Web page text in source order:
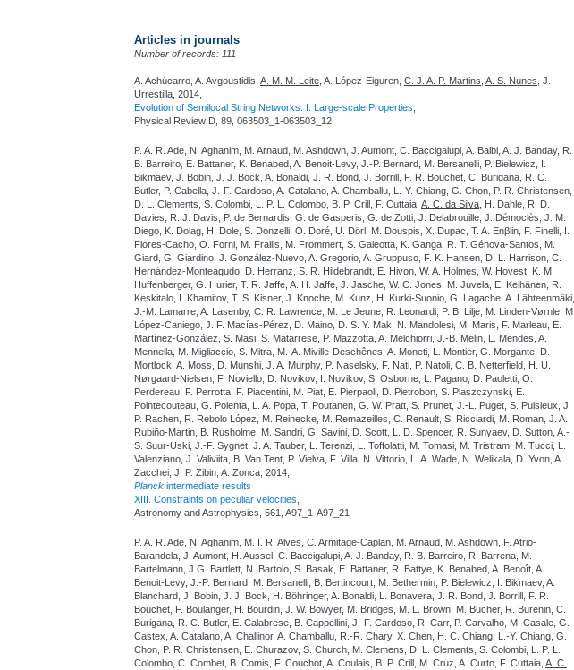
Articles in journals
Number of records: 111
A. Achúcarro, A. Avgoustidis, A. M. M. Leite , A. López-Eiguren, C. J. A. P. Martins A. S. Nunes , J.
Urrestilla, 2014,
Evolution of Semilocal String Networks: I. Large-scale Properties
Physical Review D, 89, 063503_1-063503_12
P. A. R. Ade, N. Aghanim, M. Arnaud, M. Ashdown, J. Aumont, C. Baccigalupi, A. Balbi, A. J. Banday, R.
B. Barreiro, E. Battaner, K. Benabed, A. Benoit-Levy, J.-P. Bernard, M. Bersanelli, P. Bielewicz, I.
Bikmaev, J. Bobin, J. J. Bock, A. Bonaldi, J. R. Bond, J. Borrill, F. R. Bouchet, C. Burigana, R. C.
Butler, P. Cabella, J.-F. Cardoso, A. Catalano, A. Chamballu, L.-Y. Chiang, G. Chon, P. R. Christensen,
D. L. Clements, S. Colombi, L. P. L. Colombo, B. P. Crill, F. Cuttaia, A. C. da Silva , H. Dahle, R. D.
Davies, R. J. Davis, P. de Bernardis, G. de Gasperis, G. de Zotti, J. Delabrouille, J. Démoclès, J. M.
Diego, K. Dolag, H. Dole, S. Donzelli, O. Doré, U. Dörl, M. Douspis, X. Dupac, T. A. Enβlin, F. Finelli, I.
Flores-Cacho, O. Forni, M. Frailis, M. Frommert, S. Galeotta, K. Ganga, R. T. Génova-Santos, M.
Giard, G. Giardino, J. González-Nuevo, A. Gregorio, A. Gruppuso, F. K. Hansen, D. L. Harrison, C.
Hernández-Monteagudo, D. Herranz, S. R. Hildebrandt, E. Hivon, W. A. Holmes, W. Hovest, K. M.
Huffenberger, G. Hurier, T. R. Jaffe, A. H. Jaffe, J. Jasche, W. C. Jones, M. Juvela, E. Keihänen, R.
Keskitalo, I. Khamitov, T. S. Kisner, J. Knoche, M. Kunz, H. Kurki-Suonio, G. Lagache, A. Lähteenmäki,
J.-M. Lamarre, A. Lasenby, C. R. Lawrence, M. Le Jeune, R. Leonardi, P. B. Lilje, M. Linden-Vørnle, M.
López-Caniego, J. F. Macías-Pérez, D. Maino, D. S. Y. Mak, N. Mandolesi, M. Maris, F. Marleau, E.
Martínez-González, S. Masi, S. Matarrese, P. Mazzotta, A. Melchiorri, J.-B. Melin, L. Mendes, A.
Mennella, M. Migliaccio, S. Mitra, M.-A. Miville-Deschênes, A. Moneti, L. Montier, G. Morgante, D.
Mortlock, A. Moss, D. Munshi, J. A. Murphy, P. Naselsky, F. Nati, P. Natoli, C. B. Netterfield, H. U.
Nørgaard-Nielsen, F. Noviello, D. Novikov, I. Novikov, S. Osborne, L. Pagano, D. Paoletti, O.
Perdereau, F. Perrotta, F. Piacentini, M. Piat, E. Pierpaoli, D. Pietrobon, S. Plaszczynski, E.
Pointecouteau, G. Polenta, L. A. Popa, T. Poutanen, G. W. Pratt, S. Prunet, J.-L. Puget, S. Puisieux, J.
P. Rachen, R. Rebolo López, M. Reinecke, M. Remazeilles, C. Renault, S. Ricciardi, M. Roman, J. A.
Rubiño-Martin, B. Rusholme, M. Sandri, G. Savini, D. Scott, L. D. Spencer, R. Sunyaev, D. Sutton, A.-
S. Suur-Uski, J.-F. Sygnet, J. A. Tauber, L. Terenzi, L. Toffolatti, M. Tomasi, M. Tristram, M. Tucci, L.
Valenziano, J. Valiviita, B. Van Tent, P. Vielva, F. Villa, N. Vittorio, L. A. Wade, N. Welikala, D. Yvon, A.
Zacchei, J. P. Zibin, A. Zonca, 2014,
Planck intermediate results
XIII. Constraints on peculiar velocities
Astronomy and Astrophysics, 561, A97_1-A97_21
P. A. R. Ade, N. Aghanim, M. I. R. Alves, C. Armitage-Caplan, M. Arnaud, M. Ashdown, F. Atrio-
Barandela, J. Aumont, H. Aussel, C. Baccigalupi, A. J. Banday, R. B. Barreiro, R. Barrena, M.
Bartelmann, J.G. Bartlett, N. Bartolo, S. Basak, E. Battaner, R. Battye, K. Benabed, A. Benoît, A.
Benoit-Levy, J.-P. Bernard, M. Bersanelli, B. Bertincourt, M. Bethermin, P. Bielewicz, I. Bikmaev, A.
Blanchard, J. Bobin, J. J. Bock, H. Böhringer, A. Bonaldi, L. Bonavera, J. R. Bond, J. Borrill, F. R.
Bouchet, F. Boulanger, H. Bourdin, J. W. Bowyer, M. Bridges, M. L. Brown, M. Bucher, R. Burenin, C.
Burigana, R. C. Butler, E. Calabrese, B. Cappellini, J.-F. Cardoso, R. Carr, P. Carvalho, M. Casale, G.
Castex, A. Catalano, A. Challinor, A. Chamballu, R.-R. Chary, X. Chen, H. C. Chiang, L.-Y. Chiang, G.
Chon, P. R. Christensen, E. Churazov, S. Church, M. Clemens, D. L. Clements, S. Colombi, L. P. L.
Colombo, C. Combet, B. Comis, F. Couchot, A. Coulais, B. P. Crill, M. Cruz, A. Curto, F. Cuttaia, A. C.